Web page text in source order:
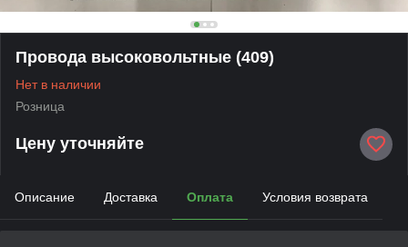
Провода высоковольтные (409)
Нет в наличии
Розница
Цену уточняйте
Описание Доставка Оплата Условия возврата